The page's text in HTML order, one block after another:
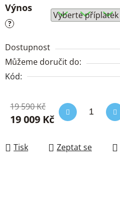
Výnos
?
Dostupnost
Můžeme doručit do:
Kód:
19 590 Kč
19 009 Kč
Tisk Zeptat se